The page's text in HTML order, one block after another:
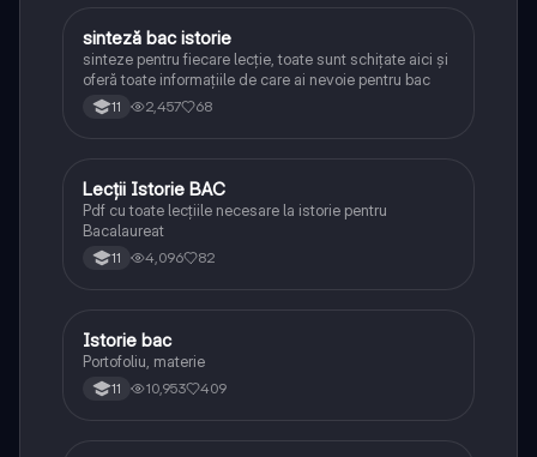
Istorie
sinteză bac istorie
sinteze pentru fiecare lecție, toate sunt schițate aici și
oferă toate informațiile de care ai nevoie pentru bac
11 2,457 68
Istorie
Lecții Istorie BAC
Pdf cu toate lecțiile necesare la istorie pentru
Bacalaureat
11 4,096 82
Istorie
Istorie bac
Portofoliu, materie
11 10,953 409